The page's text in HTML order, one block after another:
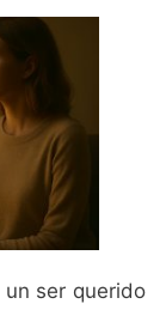
ser querido